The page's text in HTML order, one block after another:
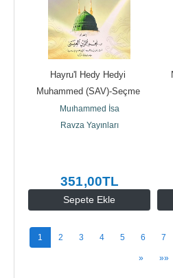
Sepete Ekle
Hayru'l Hedy Hedyi
Muhammed (SAV)-Seçme
Hadisler Arapça
Muıhammed İsa
Ravza Yayınları
351,00TL
1 2 3 4 5 6 7
» »»